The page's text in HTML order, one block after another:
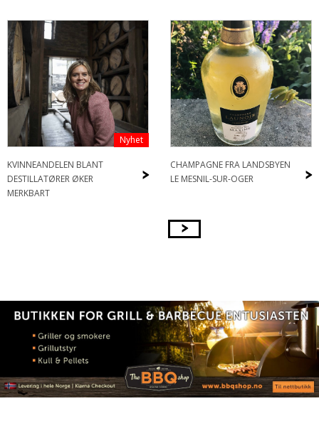
Nyhet
>
KVINNEANDELEN BLANT
DESTILLATØRER ØKER
MERKBART
>
CHAMPAGNE FRA LANDSBYEN
LE MESNIL-SUR-OGER
>